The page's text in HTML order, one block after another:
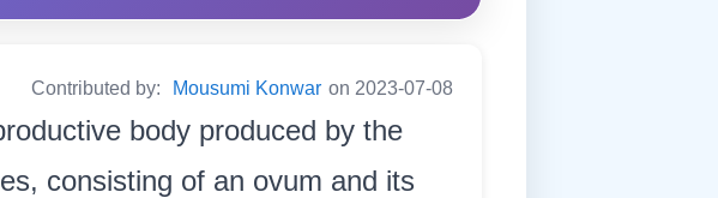
Contributed by: Mousumi Konwar on 2023-07-08
body produced by the
consisting of an ovum and its